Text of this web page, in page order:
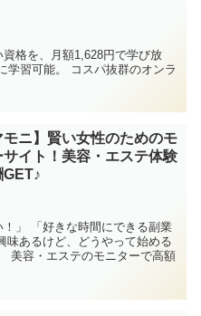
格を、月額1,628円で学び放
学習可能。 コスパ抜群のオンラ
モニ】賢い女性のためのモ
サイト！美容・エステ体験
！」 「好きな時間にできる副業
味あるけど、どうやって始める
美容・エステのモニターで高額